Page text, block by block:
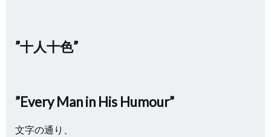
”十人十色”
”Every Man in His Humour”
文字の通り、